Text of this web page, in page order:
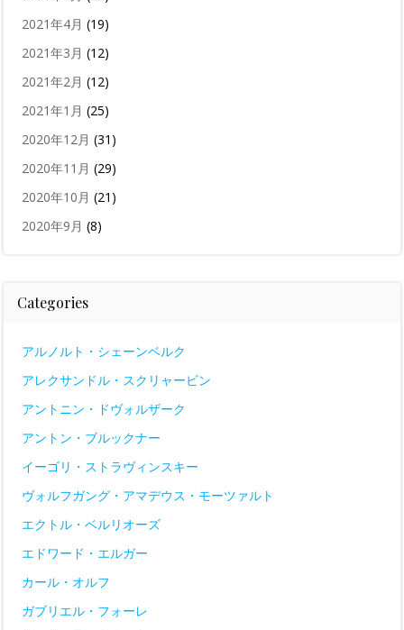
2021年4月 (19)
2021年3月 (12)
2021年2月 (12)
2021年1月 (25)
2020年12月 (31)
2020年11月 (29)
2020年10月 (21)
2020年9月 (8)
Categories
アルノルト・シェーンベルク
アレクサンドル・スクリャービン
アントニン・ドヴォルザーク
アントン・ブルックナー
イーゴリ・ストラヴィンスキー
ヴォルフガング・アマデウス・モーツァルト
エクトル・ベルリオーズ
エドワード・エルガー
カール・オルフ
ガブリエル・フォーレ